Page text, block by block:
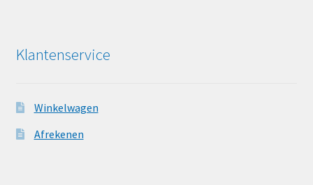
Klantenservice
Winkelwagen
Afrekenen